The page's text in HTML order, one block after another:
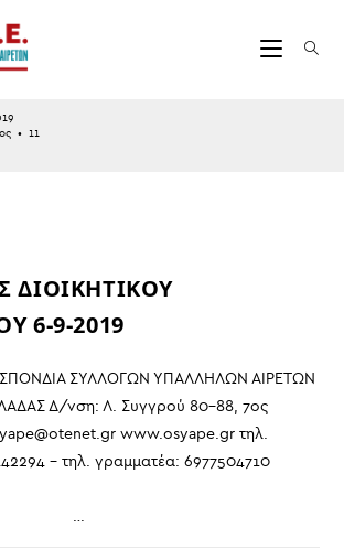
• 11
ΔΙΟΙΚΗΤΙΚΟΥ
6-9-2019
ΣΥΛΛΟΓΩΝ ΥΠΑΛΛΗΛΩΝ ΑΙΡΕΤΩΝ
Δ/νση: Λ. Συγγρού 80-88, 7ος
www.osyape.gr τηλ.
– τηλ. γραμματέα: 6977504710